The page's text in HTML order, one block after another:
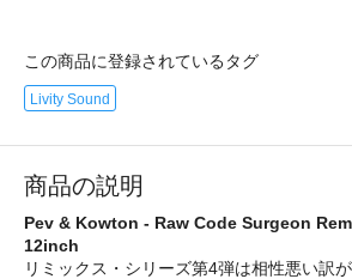
この商品に登録されているタグ
Livity Sound
商品の説明
Pev & Kowton - Raw Code Surgeon
12inch
リミックス・シリーズ第4弾は相性悪い訳